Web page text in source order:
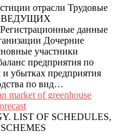
отрасли Трудовые
ВЕДУЩИХ
данные
Дочерние
участники
предприятия по
убытках предприятия
по вид…
market of greenhouse
LIST OF SCHEDULES,